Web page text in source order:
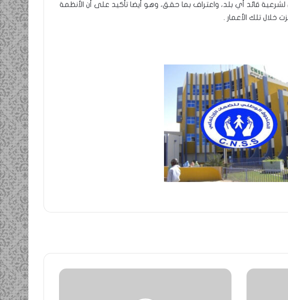
لشرعية قائد أي بلد، واعتراف بما حقق، وهو أيضا تأكيد على أن الأنظمة
خلال تلك الأعمار .